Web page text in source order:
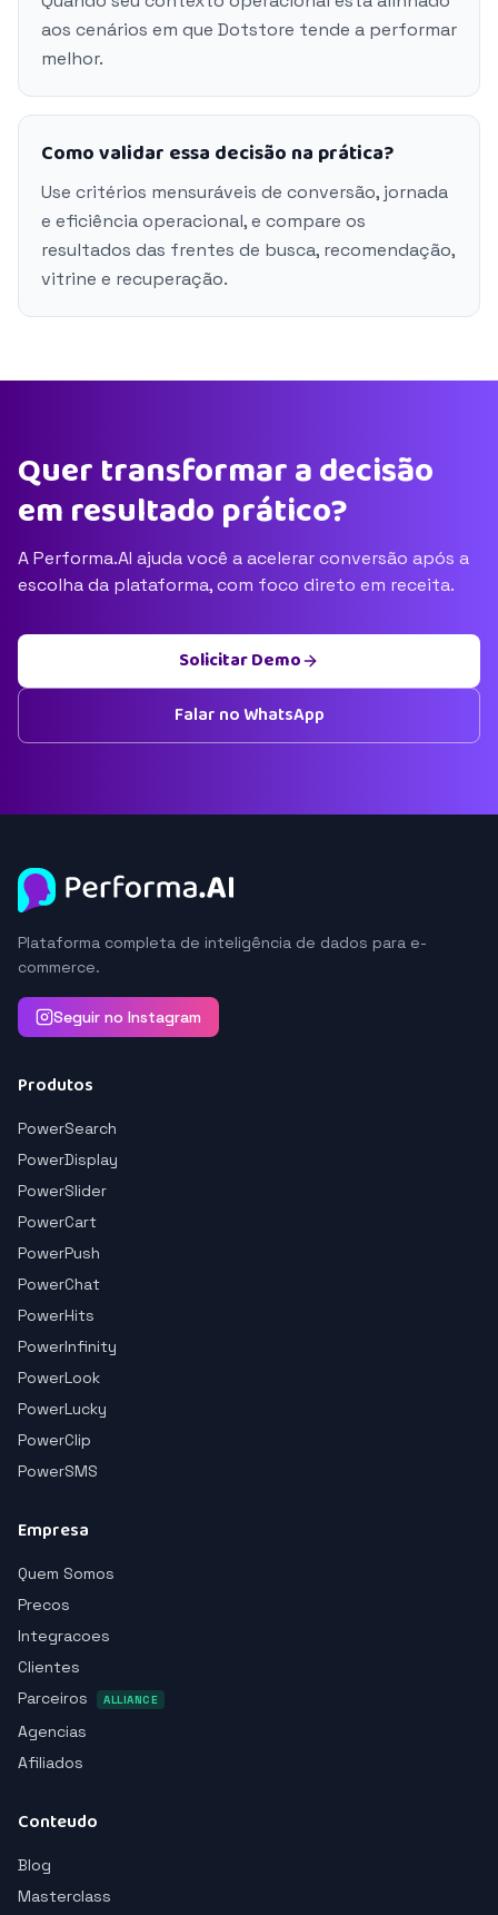
aos cenários em que Dotstore tende a performar
melhor.
Como validar essa decisão na prática?
Use critérios mensuráveis de conversão, jornada
e eficiência operacional, e compare os
resultados das frentes de busca, recomendação,
vitrine e recuperação.
Quer transformar a decisão
em resultado prático?
A Performa.AI ajuda você a acelerar conversão após a
escolha da plataforma, com foco direto em receita.
Solicitar Demo
Falar no WhatsApp
Plataforma completa de inteligência de dados para e-
commerce.
Seguir no Instagram
Produtos
PowerSearch
PowerDisplay
PowerSlider
PowerCart
PowerPush
PowerChat
PowerHits
PowerInfinity
PowerLook
PowerLucky
PowerClip
PowerSMS
Empresa
Quem Somos
Precos
Integracoes
Clientes
Parceiros
ALLIANCE
Agencias
Afiliados
Conteudo
Blog
Masterclass